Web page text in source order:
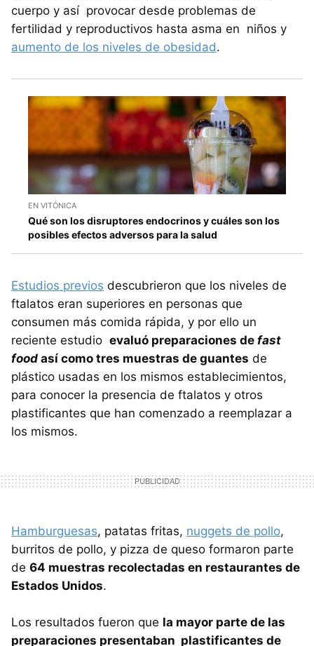
cuerpo y así provocar desde problemas de
fertilidad y reproductivos hasta asma en niños y
aumento de los niveles de obesidad.
EN VITÓNICA
Qué son los disruptores endocrinos y cuáles son los
posibles efectos adversos para la salud
Estudios previos descubrieron que los niveles de
ftalatos eran superiores en personas que
consumen más comida rápida, y por ello un
reciente estudio evaluó preparaciones de fast
food así como tres muestras de guantes de
plástico usadas en los mismos establecimientos,
para conocer la presencia de ftalatos y otros
plastificantes que han comenzado a reemplazar a
los mismos.
Hamburguesas, patatas fritas, nuggets de pollo,
burritos de pollo, y pizza de queso formaron parte
de 64 muestras recolectadas en restaurantes de
Estados Unidos.
Los resultados fueron que la mayor parte de las
preparaciones presentaban plastificantes de